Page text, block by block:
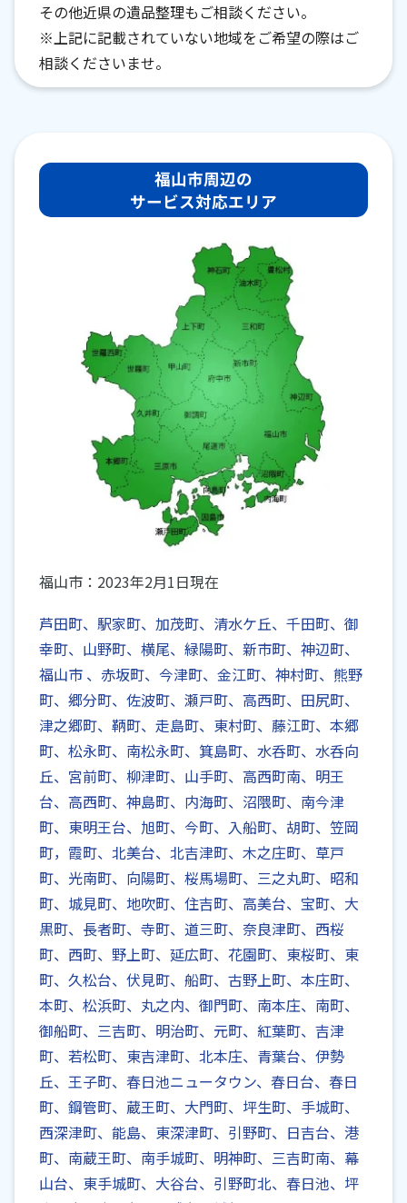
その他近県の遺品整理もご相談ください。
※上記に記載されていない地域をご希望の際はご
相談くださいませ。
福山市周辺の
サービス対応エリア
福山市：2023年2月1日現在
芦田町、駅家町、加茂町、清水ケ丘、千田町、御
幸町、山野町、横尾、緑陽町、新市町、神辺町、
福山市 、赤坂町、今津町、金江町、神村町、熊野
町、郷分町、佐波町、瀬戸町、高西町、田尻町、
津之郷町、鞆町、走島町、東村町、藤江町、本郷
町、松永町、南松永町、箕島町、水呑町、水呑向
丘、宮前町、柳津町、山手町、高西町南、明王
台、高西町、神島町、内海町、沼隈町、南今津
町、東明王台、旭町、今町、入船町、胡町、笠岡
町，霞町、北美台、北吉津町、木之庄町、草戸
町、光南町、向陽町、桜馬場町、三之丸町、昭和
町、城見町、地吹町、住吉町、高美台、宝町、大
黒町、長者町、寺町、道三町、奈良津町、西桜
町、西町、野上町、延広町、花園町、東桜町、東
町、久松台、伏見町、船町、古野上町、本庄町、
本町、松浜町、丸之内、御門町、南本庄、南町、
御船町、三吉町、明治町、元町、紅葉町、吉津
町、若松町、東吉津町、北本庄、青葉台、伊勢
丘、王子町、春日池ニュータウン、春日台、春日
町、鋼管町、蔵王町、大門町、坪生町、手城町、
西深津町、能島、東深津町、引野町、日吉台、港
町、南蔵王町、南手城町、明神町、三吉町南、幕
山台、東手城町、大谷台、引野町北、春日池、坪